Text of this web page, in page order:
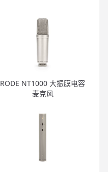
RODE NT1000 大振膜电容
麦克风